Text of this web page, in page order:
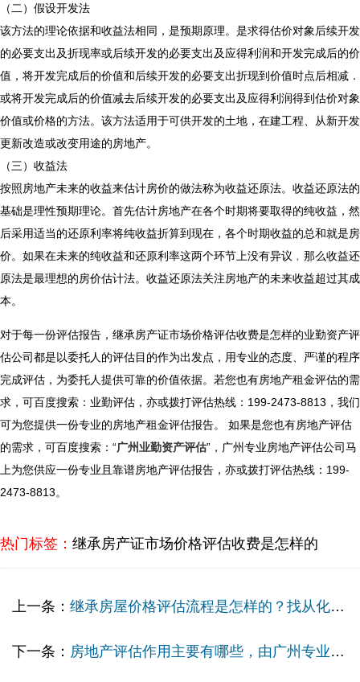
（二）假设开发法
该方法的理论依据和收益法相同，是预期原理。是求得估价对象后续开发
的必要支出及折现率或后续开发的必要支出及应得利润和开发完成后的价
值，将开发完成后的价值和后续开发的必要支出折现到价值时点后相减．
或将开发完成后的价值减去后续开发的必要支出及应得利润得到估价对象
价值或价格的方法。该方法适用于可供开发的土地，在建工程、从新开发
更新改造或改变用途的房地产。
（三）收益法
按照房地产未来的收益来估计房价的做法称为收益还原法。收益还原法的
基础是理性预期理论。首先估计房地产在各个时期将要取得的纯收益，然
后采用适当的还原利率将纯收益折算到现在，各个时期收益的总和就是房
价。如果在未来的纯收益和还原利率这两个环节上没有异议﹐那么收益还
原法是最理想的房价估计法。收益还原法关注房地产的未来收益超过其成
本。
对于每一份评估报告， 继承房产证市场价格评估收费是怎样的业勤资产评
估公司都是以委托人的评估目的作为出发点，用专业的态度、严谨的程序
完成评估，为委托人提供可靠的价值依据。若您也有房地产租金评估的需
求，可百度搜索：业勤评估，亦或拨打评估热线：199-2473-8813，我们
可为您提供一份专业的房地产租金评估报告。 如果是您也有房地产评估
的需求，可百度搜索：“广州业勤资产评估”，广州专业房地产评估公司马
上为您供应一份专业且靠谱房地产评估报告，亦或拨打评估热线：199-
2473-8813。
热门标签： 继承房产证市场价格评估收费是怎样的
上一条： 继承房屋价格评估流程是怎样的？找从化专业房地产评估有限公司
下一条： 房地产评估作用主要有哪些，由广州专业资产评估机构提供！